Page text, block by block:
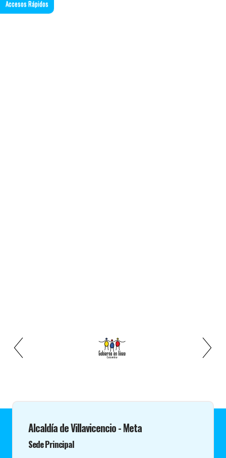
Accesos Rápidos
Alcaldía de Villavicencio - Meta
Sede Principal